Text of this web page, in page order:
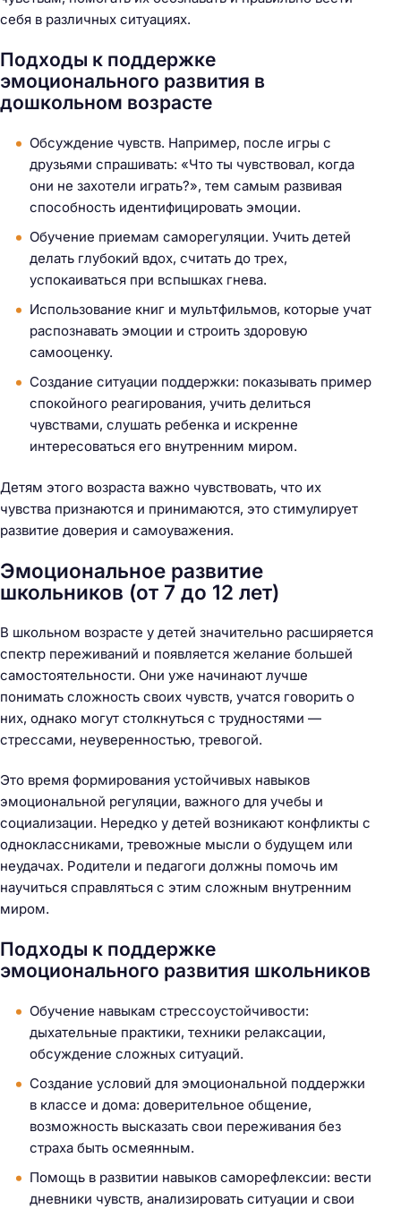
себя в различных ситуациях.
Подходы к поддержке
эмоционального развития в
дошкольном возрасте
Обсуждение чувств. Например, после игры с
друзьями спрашивать: «Что ты чувствовал, когда
они не захотели играть?», тем самым развивая
способность идентифицировать эмоции.
Обучение приемам саморегуляции. Учить детей
делать глубокий вдох, считать до трех,
успокаиваться при вспышках гнева.
Использование книг и мультфильмов, которые учат
распознавать эмоции и строить здоровую
самооценку.
Создание ситуации поддержки: показывать пример
спокойного реагирования, учить делиться
чувствами, слушать ребенка и искренне
интересоваться его внутренним миром.
Детям этого возраста важно чувствовать, что их
чувства признаются и принимаются, это стимулирует
развитие доверия и самоуважения.
Эмоциональное развитие
школьников (от 7 до 12 лет)
В школьном возрасте у детей значительно расширяется
спектр переживаний и появляется желание большей
самостоятельности. Они уже начинают лучше
понимать сложность своих чувств, учатся говорить о
них, однако могут столкнуться с трудностями —
стрессами, неуверенностью, тревогой.
Это время формирования устойчивых навыков
эмоциональной регуляции, важного для учебы и
социализации. Нередко у детей возникают конфликты с
одноклассниками, тревожные мысли о будущем или
неудачах. Родители и педагоги должны помочь им
научиться справляться с этим сложным внутренним
миром.
Подходы к поддержке
эмоционального развития школьников
Обучение навыкам стрессоустойчивости:
дыхательные практики, техники релаксации,
обсуждение сложных ситуаций.
Создание условий для эмоциональной поддержки
в классе и дома: доверительное общение,
возможность высказать свои переживания без
страха быть осмеянным.
Помощь в развитии навыков саморефлексии: вести
дневники чувств, анализировать ситуации и свои